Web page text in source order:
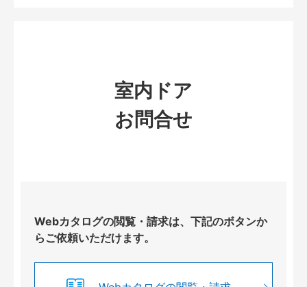
室内ドア
お問合せ
Webカタログの閲覧・請求は、下記のボタンか
らご依頼いただけます。